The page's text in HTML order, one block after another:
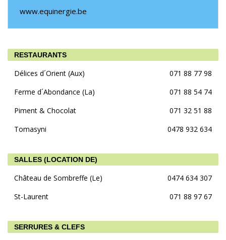
www.equinergie.be
RESTAURANTS
Délices d´Orient (Aux)
071 88 77 98
Ferme d´Abondance (La)
071 88 54 74
Piment & Chocolat
071 32 51 88
Tomasyni
0478 932 634
SALLES (LOCATION DE)
Château de Sombreffe (Le)
0474 634 307
St-Laurent
071 88 97 67
SERRURES & CLEFS